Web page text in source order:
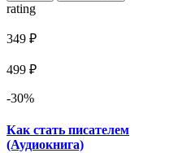
rating
349 ₽
499 ₽
-30%
Как стать писателем
(Аудиокнига)